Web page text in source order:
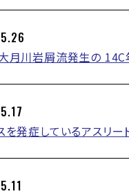
月川岩屑流発生の
を発症しているアスリ